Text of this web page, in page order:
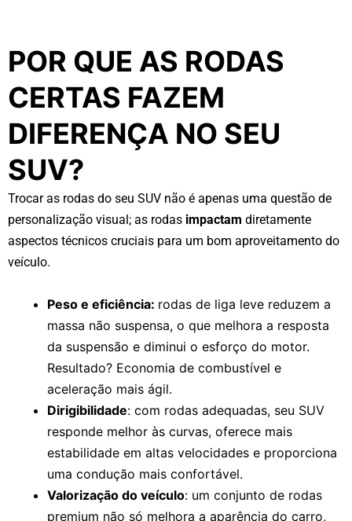
POR QUE AS RODAS
CERTAS FAZEM
DIFERENÇA NO SEU
SUV?
Trocar as rodas do seu SUV não é apenas uma questão de
personalização visual; as rodas impactam diretamente
aspectos técnicos cruciais para um bom aproveitamento do
veículo.
Peso e eficiência: rodas de liga leve reduzem a
massa não suspensa, o que melhora a resposta
da suspensão e diminui o esforço do motor.
Resultado? Economia de combustível e
aceleração mais ágil.
Dirigibilidade: com rodas adequadas, seu SUV
responde melhor às curvas, oferece mais
estabilidade em altas velocidades e proporciona
uma condução mais confortável.
Valorização do veículo: um conjunto de rodas
premium não só melhora a aparência do carro,